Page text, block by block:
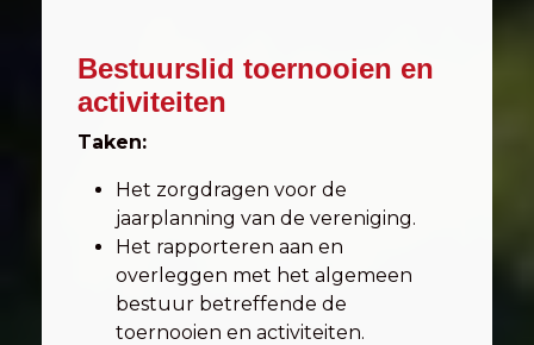
Bestuurslid toernooien en
activiteiten
Taken:
Het zorgdragen voor de
jaarplanning van de vereniging.
Het rapporteren aan en
overleggen met het algemeen
bestuur betreffende de
toernooien en activiteiten.